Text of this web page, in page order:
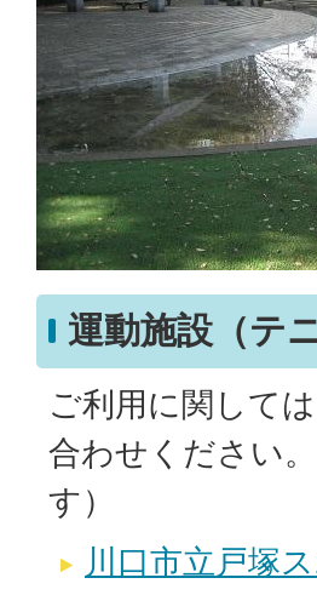
運動施設（テ
ご利用に関して
合わせください
す）
川口市立戸塚